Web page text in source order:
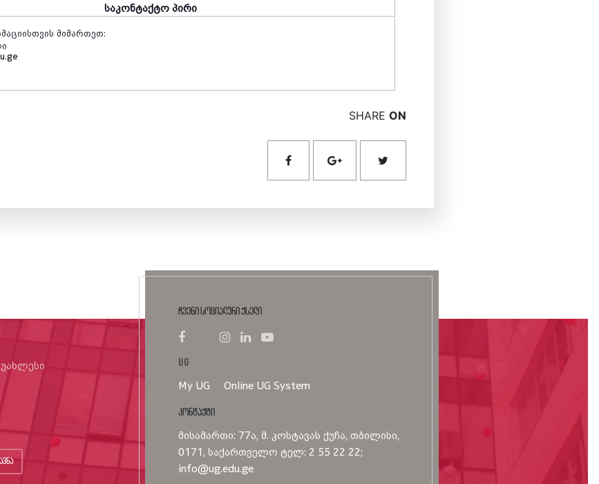
საკონტაქტო პირი
მიმართეთ:
SHARE ON
ჩვენი სოციალური ქსელი
UG
My UG Online UG System
კონტაქტი
მისამართი: 77ა, მ. კოსტავას ქუჩა, თბილისი,
0171, საქართველო ტელ: 2 55 22 22;
info@ug.edu.ge